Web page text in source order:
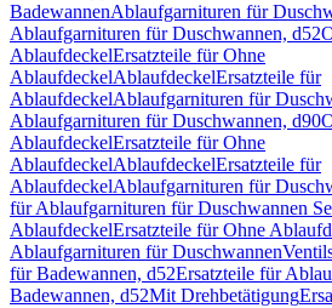
BadewannenAblaufgarnituren für
Ablaufgarnituren für Duschwannen, d52
AblaufdeckelErsatzteile für Ohne
AblaufdeckelAblaufdeckelErsatzteile für
AblaufdeckelAblaufgarnituren für
Ablaufgarnituren für Duschwannen, d90
AblaufdeckelErsatzteile für Ohne
AblaufdeckelAblaufdeckelErsatzteile für
AblaufdeckelAblaufgarnituren für
für Ablaufgarnituren für Duschwannen
AblaufdeckelErsatzteile für Ohne
Ablaufgarnituren für Duschwannen
für Badewannen, d52Ersatzteile für
Badewannen, d52Mit Drehbetätigung